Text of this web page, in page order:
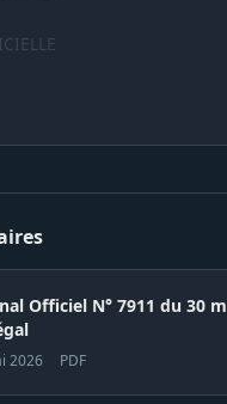
Officiel N° 7911 du 30
2026 PDF